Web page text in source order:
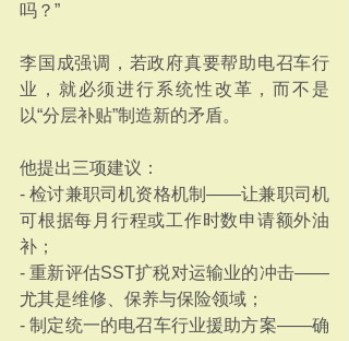
吗？”
李国成强调，若政府真要帮助电召车行
业，就必须进行系统性改革，而不是
以“分层补贴”制造新的矛盾。
他提出三项建议：
- 检讨兼职司机资格机制——让兼职司机
可根据每月行程或工作时数申请额外油
补；
- 重新评估SST扩税对运输业的冲击——
尤其是维修、保养与保险领域；
- 制定统一的电召车行业援助方案——确